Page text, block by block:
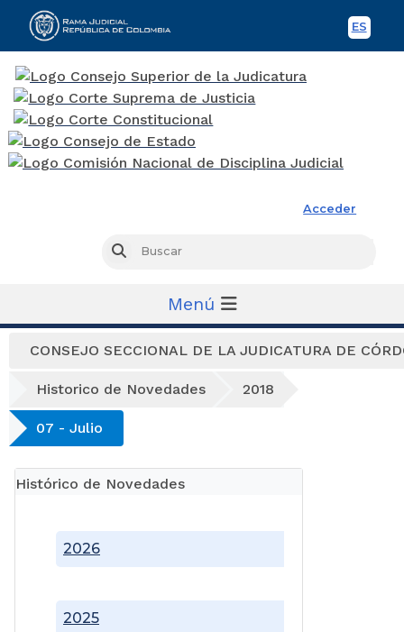
ES
Acceder
Buscar
Menú
CONSEJO SECCIONAL DE LA JUDICATURA DE
Historico de Novedades 2018
07 - Julio
Histórico de Novedades
2025
2026